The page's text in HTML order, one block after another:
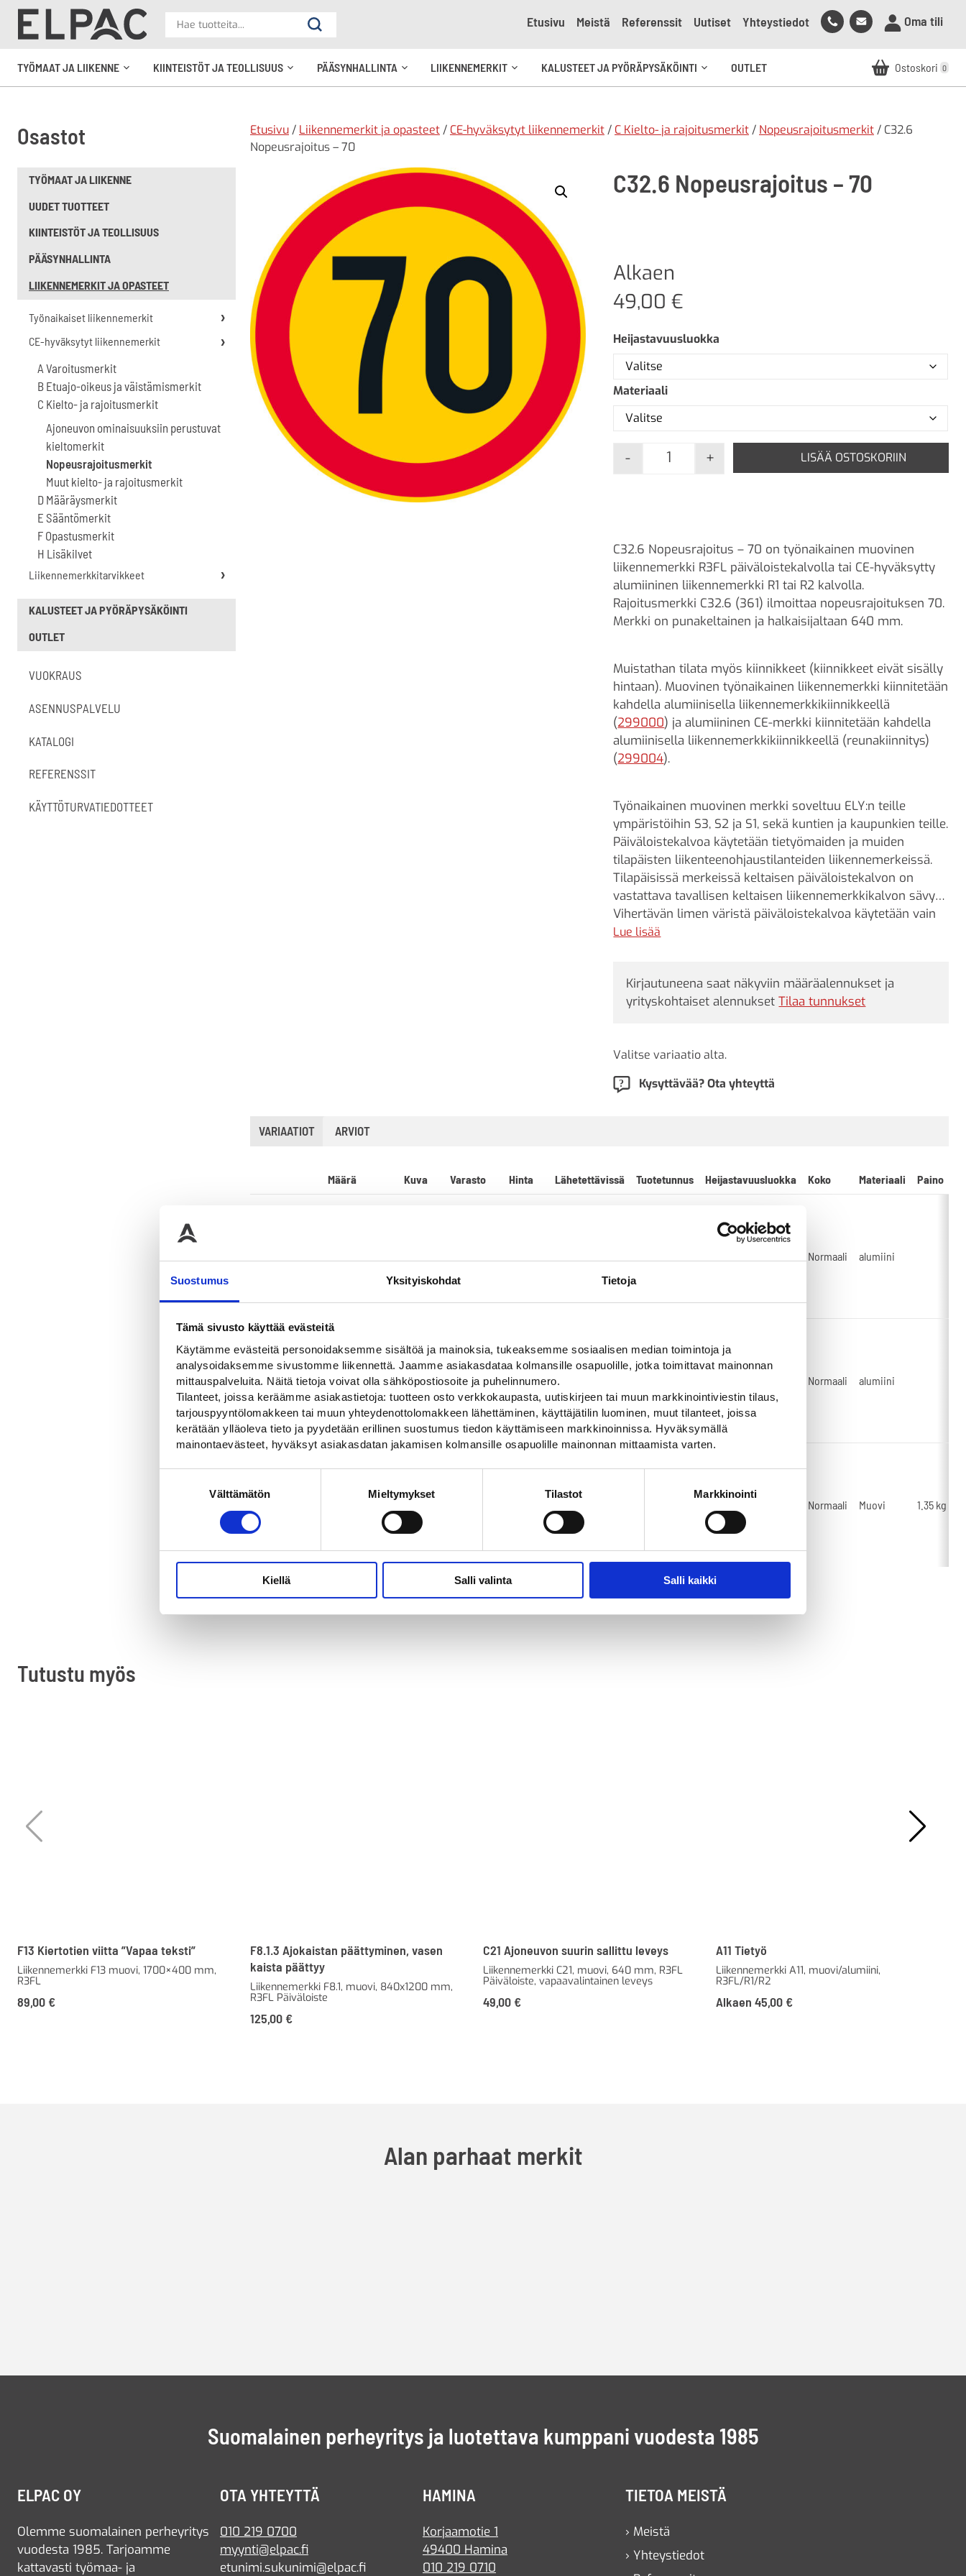
Suostumus Yksityiskohdat Tietoja
Tämä sivusto käyttää evästeitä
Käytämme evästeitä personoidaksemme sisältöä ja mainoksia, tukeaksemme sosiaalisen median toimintoja ja
analysoidaksemme sivustomme liikennettä. Jaamme asiakasdataa kolmansille osapuolille, jotka toimittavat mainonnan
mittauspalveluita. Näitä tietoja voivat olla sähköpostiosoite ja puhelinnumero.
Tilanteet, joissa keräämme asiakastietoja: tuotteen osto verkkokaupasta, uutiskirjeen tai muun markkinointiviestin tilaus,
tarjouspyyntölomakkeen tai muun yhteydenottolomakkeen lähettäminen, käyttäjätilin luominen, muut tilanteet, joissa
kerätään ylläoleva tieto ja pyydetään erillinen suostumus tiedon käyttämiseen markkinoinnissa. Hyväksymällä
mainontaevästeet, hyväksyt asiakasdatan jakamisen kolmansille osapuolille mainonnan mittaamista varten.
Välttämätön Mieltymykset Tilastot Markkinointi
Kiellä Salli valinta Salli kaikki
Hae
Hae
Etusivu Meistä Referenssit Uutiset Yhteystiedot
Soita
meille
Lähetä
meille
Oma tili
TYÖMAAT JA LIIKENNE
KIINTEISTÖT JA TEOLLISUUS
PÄÄSYNHALLINTA
LIIKENNEMERKIT
KALUSTEET JA PYÖRÄPYSÄKÖINTI
OUTLET Ostoskori 0
Osastot
TYÖMAAT JA LIIKENNE
UUDET TUOTTEET
KIINTEISTÖT JA TEOLLISUUS
PÄÄSYNHALLINTA
LIIKENNEMERKIT JA OPASTEET
Työnaikaiset liikennemerkit
CE-hyväksytyt liikennemerkit
A Varoitusmerkit
B Etuajo-oikeus ja väistämismerkit
C Kielto- ja rajoitusmerkit
Ajoneuvon ominaisuuksiin perustuvat
kieltomerkit
Nopeusrajoitusmerkit
Muut kielto- ja rajoitusmerkit
D Määräysmerkit
E Sääntömerkit
F Opastusmerkit
H Lisäkilvet
Liikennemerkkitarvikkeet
KALUSTEET JA PYÖRÄPYSÄKÖINTI
OUTLET
VUOKRAUS
ASENNUSPALVELU
KATALOGI
REFERENSSIT
KÄYTTÖTURVATIEDOTTEET
Etusivu / Liikennemerkit ja opasteet / CE-hyväksytyt liikennemerkit / C Kielto- ja rajoitusmerkit / Nopeusrajoitusmerkit / C32.6
Nopeusrajoitus – 70
C32.6 Nopeusrajoitus – 70
Alkaen
49,00€
Heijastavuusluokka
Materiaali
C32.6 Nopeusrajoitus - 70 määrä
- + LISÄÄ OSTOSKORIIN
C32.6 Nopeusrajoitus – 70 on työnaikainen muovinen
liikennemerkki R3FL päiväloistekalvolla tai CE-hyväksytty
alumiininen liikennemerkki R1 tai R2 kalvolla.
Rajoitusmerkki C32.6 (361) ilmoittaa nopeusrajoituksen 70.
Merkki on punakeltainen ja halkaisijaltaan 640 mm.
Muistathan tilata myös kiinnikkeet (kiinnikkeet eivät sisälly
hintaan). Muovinen työnaikainen liikennemerkki kiinnitetään
kahdella alumiinisella liikennemerkkikiinnikkeellä
(299000) ja alumiininen CE-merkki kiinnitetään kahdella
alumiinisella liikennemerkkikiinnikkeellä (reunakiinnitys)
(299004).
Työnaikainen muovinen merkki soveltuu ELY:n teille
ympäristöihin S3, S2 ja S1, sekä kuntien ja kaupunkien teille.
Päiväloistekalvoa käytetään tietyömaiden ja muiden
tilapäisten liikenteenohjaustilanteiden liikennemerkeissä.
Tilapäisissä merkeissä keltaisen päiväloistekalvon on
vastattava tavallisen keltaisen liikennemerkkikalvon sävyä.
Vihertävän limen väristä päiväloistekalvoa käytetään vain
sulku- ja varoituslaitteissa.
Lue lisää
Kirjautuneena saat näkyviin määräalennukset ja
yrityskohtaiset alennuksetTilaa tunnukset
Valitse variaatio alta.
Kysyttävää? Ota yhteyttä
VARIAATIOT ARVIOT
Määrä Kuva Varasto Hinta Lähetettävissä Tuotetunnus Heijastavuusluokka Koko Materiaali Paino
OULU
Normaali alumiini
OSTA - +
VANTAA 0
HAMINA 0
OULU 0
60,00€ -
39C32.6-A-
CE
Normaali alumiini
Normaali Muovi 1.35 kg
Liikuta sivuttain
Tutustu myös
F13 Kiertotien viitta ”Vapaa teksti”
Liikennemerkki F13 muovi, 1700×400 mm,
R3FL
89,00 €
F8.1.3 Ajokaistan päättyminen, vasen
kaista päättyy
Liikennemerkki F8.1, muovi, 840x1200 mm,
R3FL Päiväloiste
125,00 €
C21 Ajoneuvon suurin sallittu leveys
Liikennemerkki C21, muovi, 640 mm, R3FL
Päiväloiste, vapaavalintainen leveys
49,00 €
A11 Tietyö
Liikennemerkki A11, muovi/alumiini,
R3FL/R1/R2
Alkaen 45,00 €
Alan parhaat merkit
Suomalainen perheyritys ja luotettava kumppani vuodesta 1985
ELPAC OY
Olemme suomalainen perheyritys
vuodesta 1985. Tarjoamme
kattavasti työmaa- ja
OTA YHTEYTTÄ
010 219 0700
myynti@elpac.fi
etunimi.sukunimi@elpac.fi
HAMINA
Korjaamotie 1
49400 Hamina
010 219 0710
TIETOA MEISTÄ
› Meistä
› Yhteystiedot